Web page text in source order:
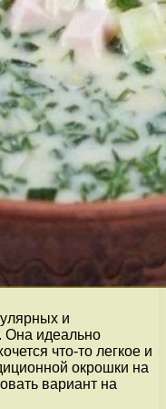
и
Она идеально
что-то легкое и
окрошки на
вариант на